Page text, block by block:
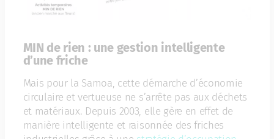
MIN de rien : une gestion intelligente
d’une friche
Mais pour la Samoa, cette démarche d’économie
circulaire et vertueuse ne s’arrête pas aux déchets
et matériaux. Depuis 2003, elle gère en effet de
manière intelligente et raisonnée des friches